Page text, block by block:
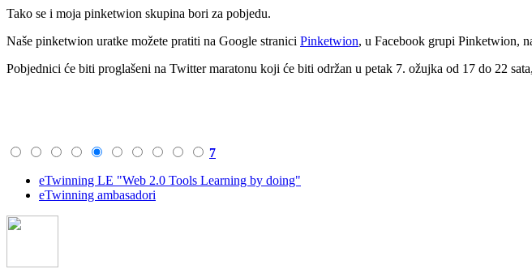
Tako se i moja pinketwion skupina bori za pobjedu.
Naše pinketwion uratke možete pratiti na Google stranici Pinketwion, u Facebook grupi Pinketwion,
Pobjednici će biti proglašeni na Twitter maratonu koji će biti održan u petak 7. ožujka od 17 do 22
7
eTwinning LE "Web 2.0 Tools Learning by doing"
eTwinning ambasadori